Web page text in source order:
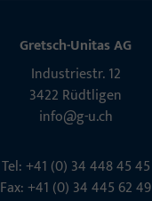
Gretsch-Unitas AG
Indu­s­triestr. 12
3422 Rüdt­ligen
info@g-u.ch
Tel: +41 (0) 34 448 45 45
Fax: +41 (0) 34 445 62 49